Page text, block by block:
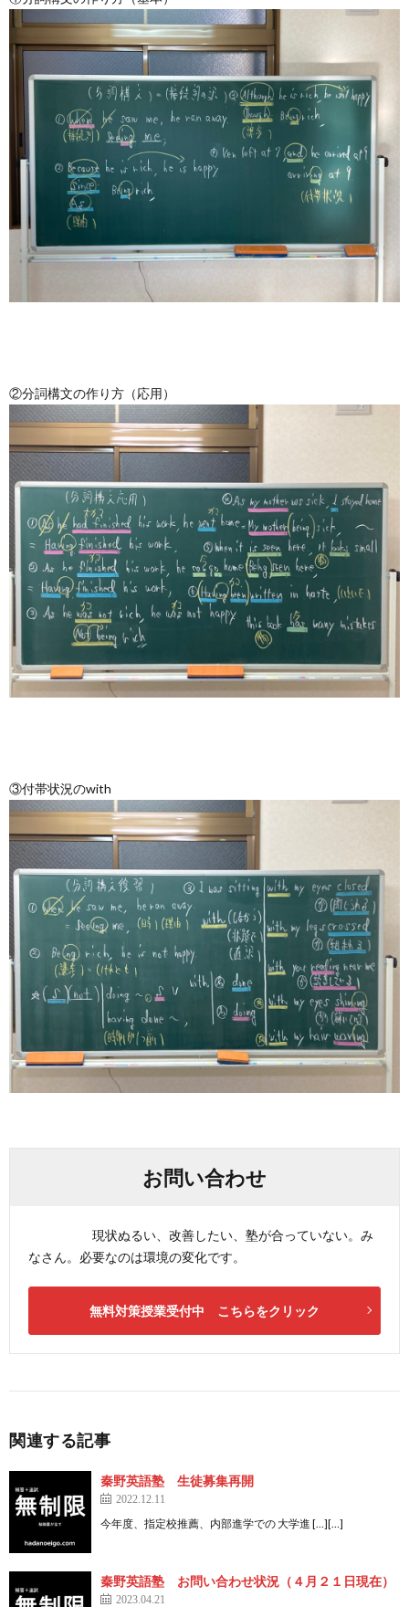
②分詞構文の作り方（応用）
③付帯状況のwith
お問い合わせ
現状ぬるい、改善したい、塾が合っていない。み
なさん。必要なのは環境の変化です。
無料対策授業受付中 こちらをクリック
関連する記事
秦野英語塾 生徒募集再開
2022.12.11
今年度、指定校推薦、内部進学での 大学進 […][…]
秦野英語塾 お問い合わせ状況（４月２１日現在）
2023.04.21